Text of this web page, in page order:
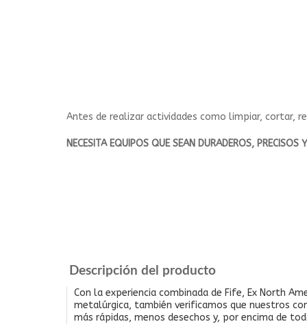
Antes de realizar actividades como limpiar, cortar,
NECESITA EQUIPOS QUE SEAN DURADEROS, PRECISOS
Descripción del producto
Con la experiencia combinada de Fife, Ex North
metalúrgica, también verificamos que nuestros
más rápidas, menos desechos y, por encima de